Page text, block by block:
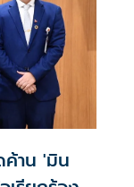
าน 'มิน